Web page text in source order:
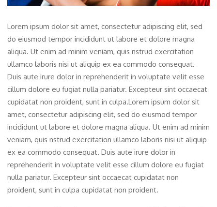
Lorem ipsum dolor sit amet, consectetur adipiscing elit, sed
do eiusmod tempor incididunt ut labore et dolore magna
aliqua. Ut enim ad minim veniam, quis nstrud exercitation
ullamco laboris nisi ut aliquip ex ea commodo consequat.
Duis aute irure dolor in reprehenderit in voluptate velit esse
cillum dolore eu fugiat nulla pariatur. Excepteur sint occaecat
cupidatat non proident, sunt in culpa.Lorem ipsum dolor sit
amet, consectetur adipiscing elit, sed do eiusmod tempor
incididunt ut labore et dolore magna aliqua. Ut enim ad minim
veniam, quis nstrud exercitation ullamco laboris nisi ut aliquip
ex ea commodo consequat. Duis aute irure dolor in
reprehenderit in voluptate velit esse cillum dolore eu fugiat
nulla pariatur. Excepteur sint occaecat cupidatat non
proident, sunt in culpa cupidatat non proident.